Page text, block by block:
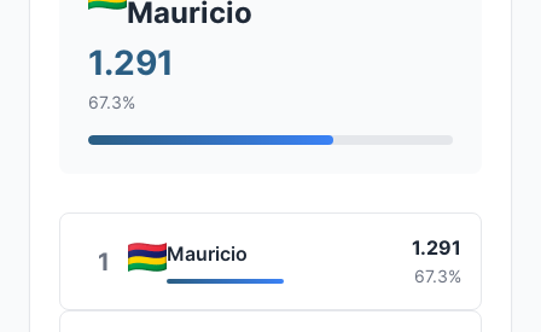
Mauricio
1.291
67.3%
1 Mauricio 1.291
67.3%